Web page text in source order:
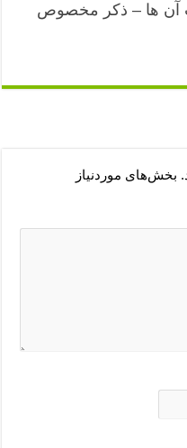
آن ها – ذکر مخصوص
بخش‌های موردنیاز